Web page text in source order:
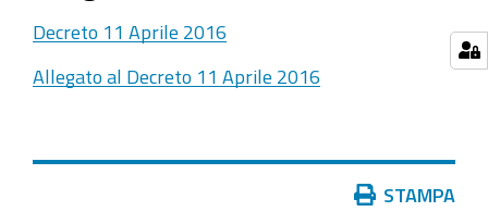
Decreto 11 Aprile 2016
Allegato al Decreto 11 Aprile 2016
STAMPA